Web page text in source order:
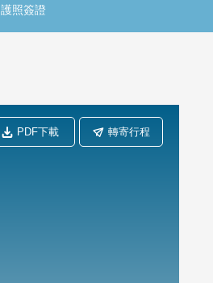
護照簽證
PDF下載 轉寄行程